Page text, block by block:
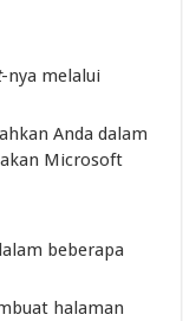
-nya melalui
Anda dalam
Microsoft
beberapa
halaman